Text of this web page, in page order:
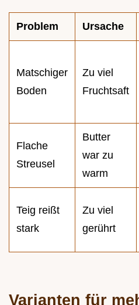
Problem Ursache
Matschiger
Boden
Zu viel
Fruchtsaft
Flache
Streusel
Butter
war zu
warm
Teig reißt
stark
Zu viel
gerührt
Varianten für